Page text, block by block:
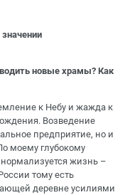
новые храмы? Как
к Небу и жажда к
Возведение
предприятие, но и
моему глубокому
жизнь –
тому есть
деревне усилиями